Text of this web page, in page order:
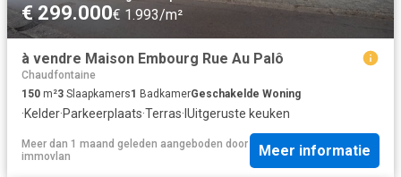
€ 299.000€ 1.993/m²
à vendre Maison Embourg Rue Au Palô
Chaudfontaine
150 m²3 Slaapkamers1 BadkamerGeschakelde Woning
·Kelder·Parkeerplaats·Terras· IUitgeruste keuken
Meer dan 1 maand geleden aangeboden door
immovlan
Meer informatie